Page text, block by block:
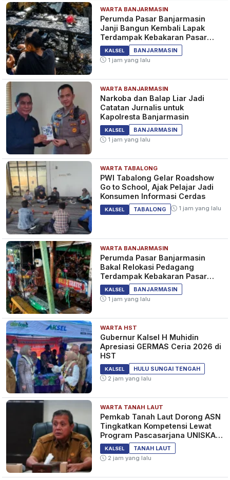
WARTA BANJARMASIN
Perumda Pasar Banjarmasin
Janji Bangun Kembali Lapak
Terdampak Kebakaran Pasar
Teluk Dalam
KALSEL
BANJARMASIN
1 jam yang lalu
WARTA BANJARMASIN
Narkoba dan Balap Liar Jadi
Catatan Jurnalis untuk
Kapolresta Banjarmasin
KALSEL
BANJARMASIN
1 jam yang lalu
WARTA TABALONG
PWI Tabalong Gelar Roadshow
Go to School, Ajak Pelajar Jadi
Konsumen Informasi Cerdas
KALSEL TABALONG 1 jam yang lalu
WARTA BANJARMASIN
Perumda Pasar Banjarmasin
Bakal Relokasi Pedagang
Terdampak Kebakaran Pasar
Teluk Dalam
KALSEL
BANJARMASIN
1 jam yang lalu
WARTA HST
Gubernur Kalsel H Muhidin
Apresiasi GERMAS Ceria 2026 di
HST
KALSEL
HULU SUNGAI TENGAH
2 jam yang lalu
WARTA TANAH LAUT
Pemkab Tanah Laut Dorong ASN
Tingkatkan Kompetensi Lewat
Program Pascasarjana UNISKA
MAB Banjarmasin
KALSEL
TANAH LAUT
2 jam yang lalu